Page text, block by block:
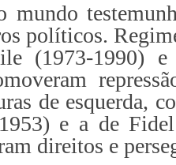
políticos.
(1973-1990) e
de esquerda,
e a de
direitos e